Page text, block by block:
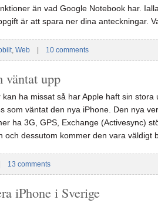
än vad Google Notebook har.
är att spara ner dina anteckningar.
, Web 10 comments
väntat upp
ha missat så har Apple haft sin stora
som väntat den nya iPhone. Den nya
ha 3G, GPS, Exchange (Activesync)
och dessutom kommer den vara väldigt
13 comments
iPhone i Sverige